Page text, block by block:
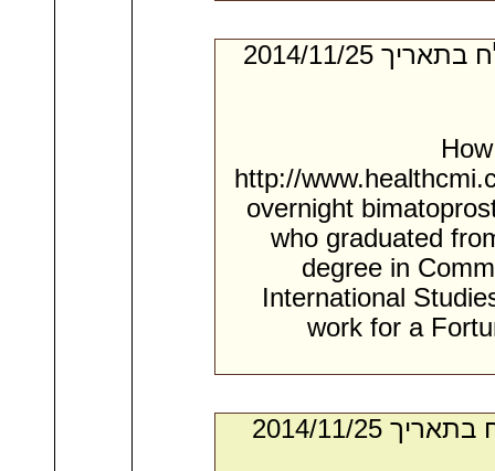
- מאת:‏ Tilburg*. ‏ נשלח בתאריך ‏25/‏11/‏2014
http://
overnight
who graduated
degree in
International
work for a
- מאת:‏ Donte*. ‏ נשלח בתאריך ‏25/‏11/‏2014